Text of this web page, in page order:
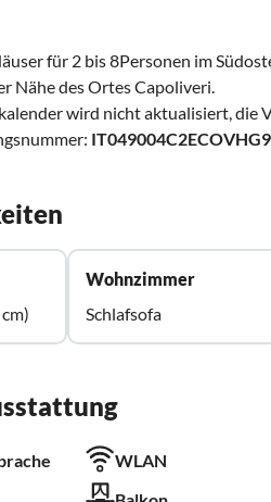
für 2 bis 8Personen im
Nähe des Ortes Capoliveri.
wird nicht aktualisiert, die
Wohnzimmer
Schlafsofa
WLAN